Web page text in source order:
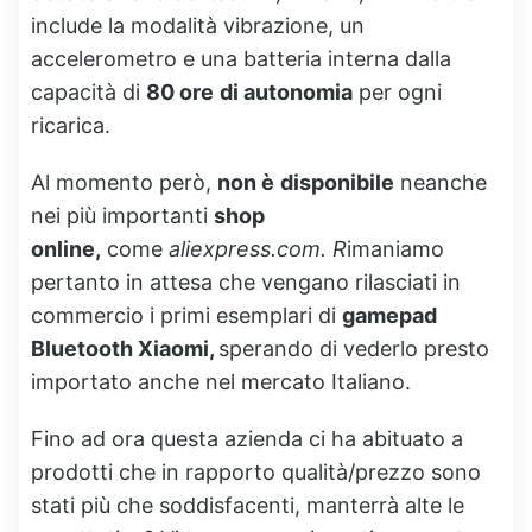
include la modalità vibrazione, un
accelerometro e una batteria interna dalla
capacità di 80 ore di autonomia per ogni
ricarica.
Al momento però, non è disponibile neanche
nei più importanti shop
online, come aliexpress.com. Rimaniamo
pertanto in attesa che vengano rilasciati in
commercio i primi esemplari di gamepad
Bluetooth Xiaomi, sperando di vederlo presto
importato anche nel mercato Italiano.
Fino ad ora questa azienda ci ha abituato a
prodotti che in rapporto qualità/prezzo sono
stati più che soddisfacenti, manterrà alte le